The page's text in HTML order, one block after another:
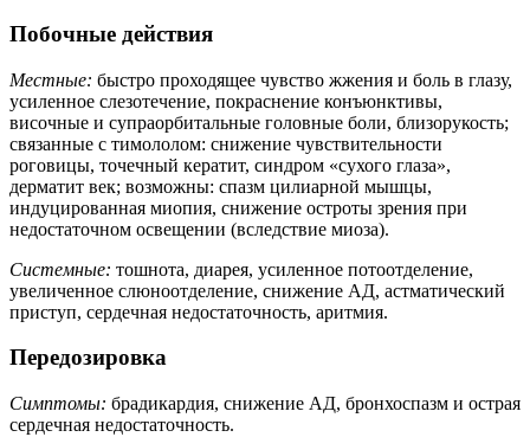
Побочные действия
Местные: быстро проходящее чувство жжения и боль в глазу,
усиленное слезотечение, покраснение конъюнктивы,
височные и супраорбитальные головные боли, близорукость;
связанные с тимололом: снижение чувствительности
роговицы, точечный кератит, синдром «сухого глаза»,
дерматит век; возможны: спазм цилиарной мышцы,
индуцированная миопия, снижение остроты зрения при
недостаточном освещении (вследствие миоза).
Системные: тошнота, диарея, усиленное потоотделение,
увеличенное слюноотделение, снижение АД, астматический
приступ, сердечная недостаточность, аритмия.
Передозировка
Симптомы: брадикардия, снижение АД, бронхоспазм и острая
сердечная недостаточность.